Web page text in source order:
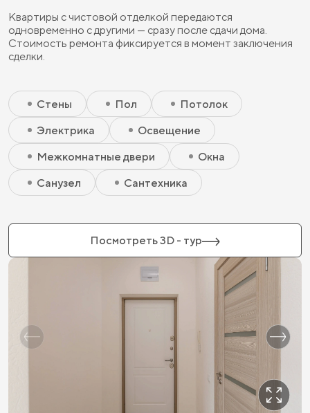
Квартиры с чистовой отделкой передаются
одновременно с другими — сразу после сдачи дома.
Стоимость ремонта фиксируется в момент заключения
сделки.
Скрытый элемент 2 - Чистовая базовая
Скрытый элемент 1 - Чистовая базовая
Стены
Пол
Потолок
Электрика
Освещение
Межкомнатные двери
Окна
Санузел
Сантехника
Посмотреть 3D - тур